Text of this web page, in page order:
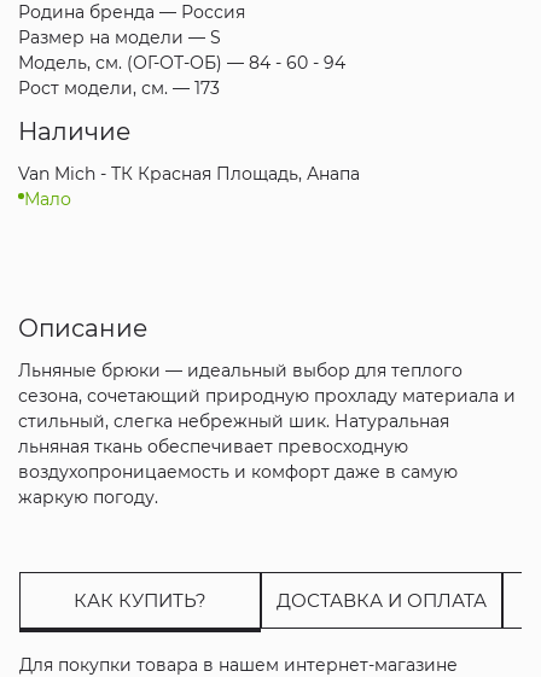
Родина бренда — Россия
Размер на модели — S
Модель, см. (ОГ-ОТ-ОБ) — 84 - 60 - 94
Рост модели, см. — 173
Наличие
Van Mich - ТК Красная Площадь, Анапа
Мало
Описание
Льняные брюки — идеальный выбор для теплого
сезона, сочетающий природную прохладу материала и
стильный, слегка небрежный шик. Натуральная
льняная ткань обеспечивает превосходную
воздухопроницаемость и комфорт даже в самую
жаркую погоду.
КАК КУПИТЬ? ДОСТАВКА И ОПЛАТА
Для покупки товара в нашем интернет-магазине